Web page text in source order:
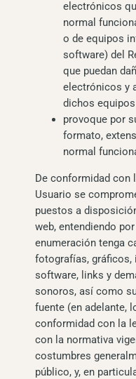
electrónicos
normal
o de equipos
software) del
que puedan
electrónicos y
dichos
provoque por
formato,
normal
De conformidad con
Usuario se
puestos a
web, entendiendo
enumeración tenga
fotografías, gráficos,
software, links y
sonoros, así como
fuente (en adelante,
conformidad con la
con la normativa
costumbres
público, y, en